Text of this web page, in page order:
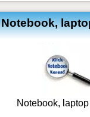
Notebook,
Notebook,